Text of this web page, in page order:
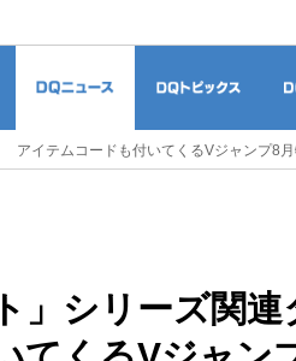
アイテムコードも付いてくるVジャンプ8月
」シリーズ関